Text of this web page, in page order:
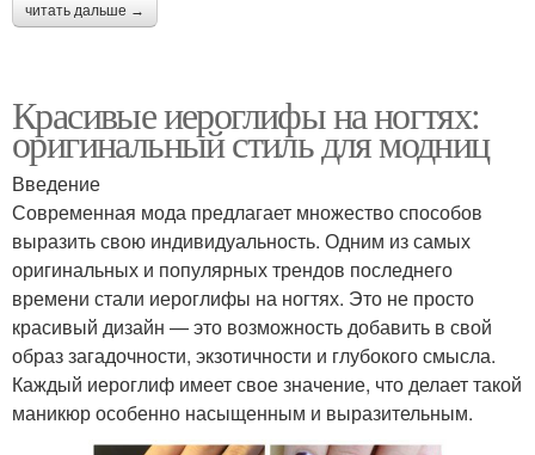
читать дальше →
Красивые иероглифы на ногтях:
оригинальный стиль для модниц
Введение
Современная мода предлагает множество способов
выразить свою индивидуальность. Одним из самых
оригинальных и популярных трендов последнего
времени стали иероглифы на ногтях. Это не просто
красивый дизайн — это возможность добавить в свой
образ загадочности, экзотичности и глубокого смысла.
Каждый иероглиф имеет свое значение, что делает такой
маникюр особенно насыщенным и выразительным.